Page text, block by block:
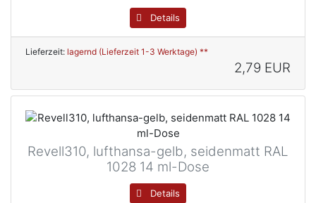
Details
Lieferzeit: lagernd (Lieferzeit 1-3 Werktage) **
2,79 EUR
Revell310, lufthansa-gelb, seidenmatt RAL
1028 14 ml-Dose
Details